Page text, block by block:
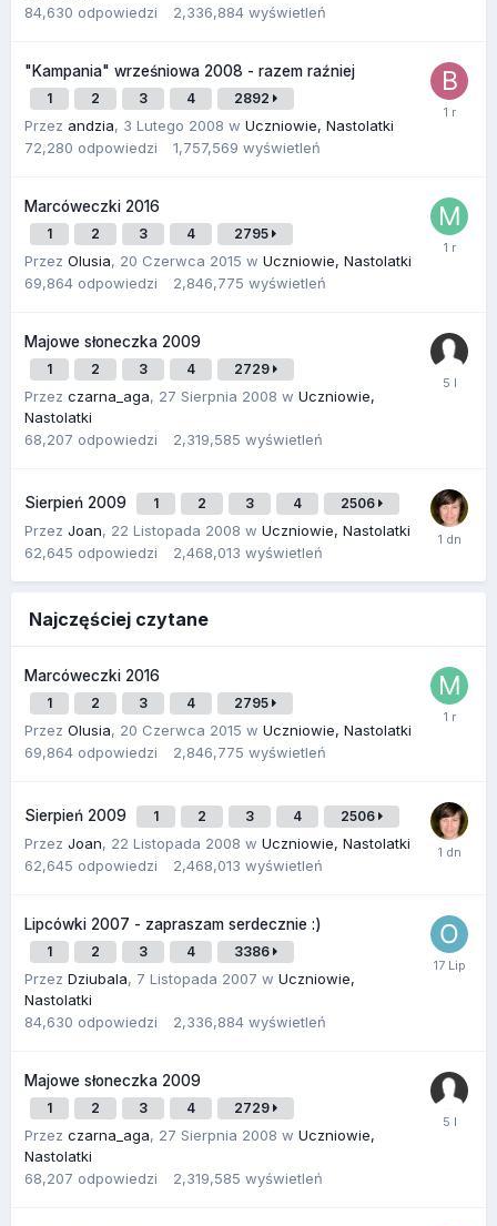
84,630 odpowiedzi 2,336,884 wyświetleń
"Kampania" wrześniowa 2008 - razem raźniej
1 2 3 4 2892
Przez andzia, 3 Lutego 2008 w Uczniowie, Nastolatki
72,280 odpowiedzi 1,757,569 wyświetleń
Marcóweczki 2016
1 2 3 4 2795
Przez Olusia, 20 Czerwca 2015 w Uczniowie, Nastolatki
69,864 odpowiedzi 2,846,775 wyświetleń
Majowe słoneczka 2009
1 2 3 4 2729
Przez czarna_aga, 27 Sierpnia 2008 w Uczniowie,
Nastolatki
68,207 odpowiedzi 2,319,585 wyświetleń
Sierpień 2009 1 2 3 4 2506
Przez Joan, 22 Listopada 2008 w Uczniowie, Nastolatki
62,645 odpowiedzi 2,468,013 wyświetleń
Najczęściej czytane
Marcóweczki 2016
1 2 3 4 2795
Przez Olusia, 20 Czerwca 2015 w Uczniowie, Nastolatki
69,864 odpowiedzi 2,846,775 wyświetleń
Sierpień 2009 1 2 3 4 2506
Przez Joan, 22 Listopada 2008 w Uczniowie, Nastolatki
62,645 odpowiedzi 2,468,013 wyświetleń
Lipcówki 2007 - zapraszam serdecznie :)
1 2 3 4 3386
Przez Dziubala, 7 Listopada 2007 w Uczniowie,
Nastolatki
84,630 odpowiedzi 2,336,884 wyświetleń
Majowe słoneczka 2009
1 2 3 4 2729
Przez czarna_aga, 27 Sierpnia 2008 w Uczniowie,
Nastolatki
68,207 odpowiedzi 2,319,585 wyświetleń